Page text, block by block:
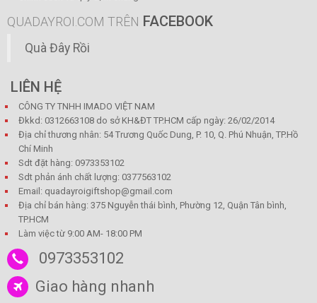
QUADAYROI.COM TRÊN FACEBOOK
Quà Đây Rồi
LIÊN HỆ
CÔNG TY TNHH IMADO VIỆT NAM
Đkkd: 0312663108 do sở KH&ĐT TP.HCM cấp ngày: 26/02/2014
Địa chỉ thương nhân: 54 Trương Quốc Dung, P. 10, Q. Phú Nhuận, TP.Hồ
Chí Minh
Sdt đặt hàng: 0973353102
Sdt phản ánh chất lượng: 0377563102
Email: quadayroigiftshop@gmail.com
Địa chỉ bán hàng: 375 Nguyễn thái bình, Phường 12, Quận Tân bình,
TP.HCM
Làm việc từ 9:00 AM- 18:00 PM
0973353102
Giao hàng nhanh